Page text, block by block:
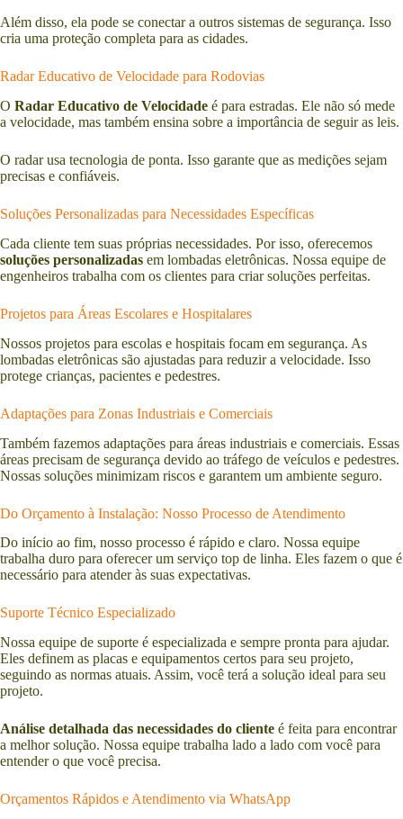
Além disso, ela pode se conectar a outros sistemas de segurança. Isso
cria uma proteção completa para as cidades.
Radar Educativo de Velocidade para Rodovias
O Radar Educativo de Velocidade é para estradas. Ele não só mede
a velocidade, mas também ensina sobre a importância de seguir as leis.
O radar usa tecnologia de ponta. Isso garante que as medições sejam
precisas e confiáveis.
Soluções Personalizadas para Necessidades Específicas
Cada cliente tem suas próprias necessidades. Por isso, oferecemos
soluções personalizadas em lombadas eletrônicas. Nossa equipe de
engenheiros trabalha com os clientes para criar soluções perfeitas.
Projetos para Áreas Escolares e Hospitalares
Nossos projetos para escolas e hospitais focam em segurança. As
lombadas eletrônicas são ajustadas para reduzir a velocidade. Isso
protege crianças, pacientes e pedestres.
Adaptações para Zonas Industriais e Comerciais
Também fazemos adaptações para áreas industriais e comerciais. Essas
áreas precisam de segurança devido ao tráfego de veículos e pedestres.
Nossas soluções minimizam riscos e garantem um ambiente seguro.
Do Orçamento à Instalação: Nosso Processo de Atendimento
Do início ao fim, nosso processo é rápido e claro. Nossa equipe
trabalha duro para oferecer um serviço top de linha. Eles fazem o que é
necessário para atender às suas expectativas.
Suporte Técnico Especializado
Nossa equipe de suporte é especializada e sempre pronta para ajudar.
Eles definem as placas e equipamentos certos para seu projeto,
seguindo as normas atuais. Assim, você terá a solução ideal para seu
projeto.
Análise detalhada das necessidades do cliente é feita para encontrar
a melhor solução. Nossa equipe trabalha lado a lado com você para
entender o que você precisa.
Orçamentos Rápidos e Atendimento via WhatsApp